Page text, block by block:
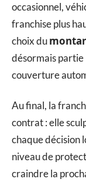
occasionnel,
franchise plus
choix du
désormais
couverture
Au final, la
contrat : elle
chaque décision
niveau de
craindre la